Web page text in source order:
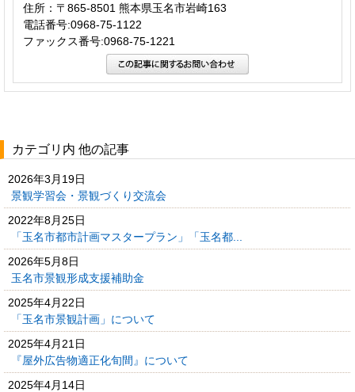
住所：〒865-8501 熊本県玉名市岩崎163
電話番号:0968-75-1122
ファックス番号:0968-75-1221
カテゴリ内 他の記事
2026年3月19日
景観学習会・景観づくり交流会
2022年8月25日
「玉名市都市計画マスタープラン」「玉名都...
2026年5月8日
玉名市景観形成支援補助金
2025年4月22日
「玉名市景観計画」について
2025年4月21日
『屋外広告物適正化旬間』について
2025年4月14日